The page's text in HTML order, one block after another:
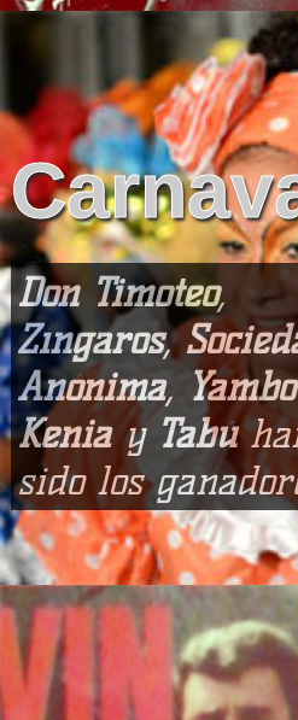
Don Timoteo,
Zíngaros,
Anónima, Yambo
Keniay Tabú
sido los